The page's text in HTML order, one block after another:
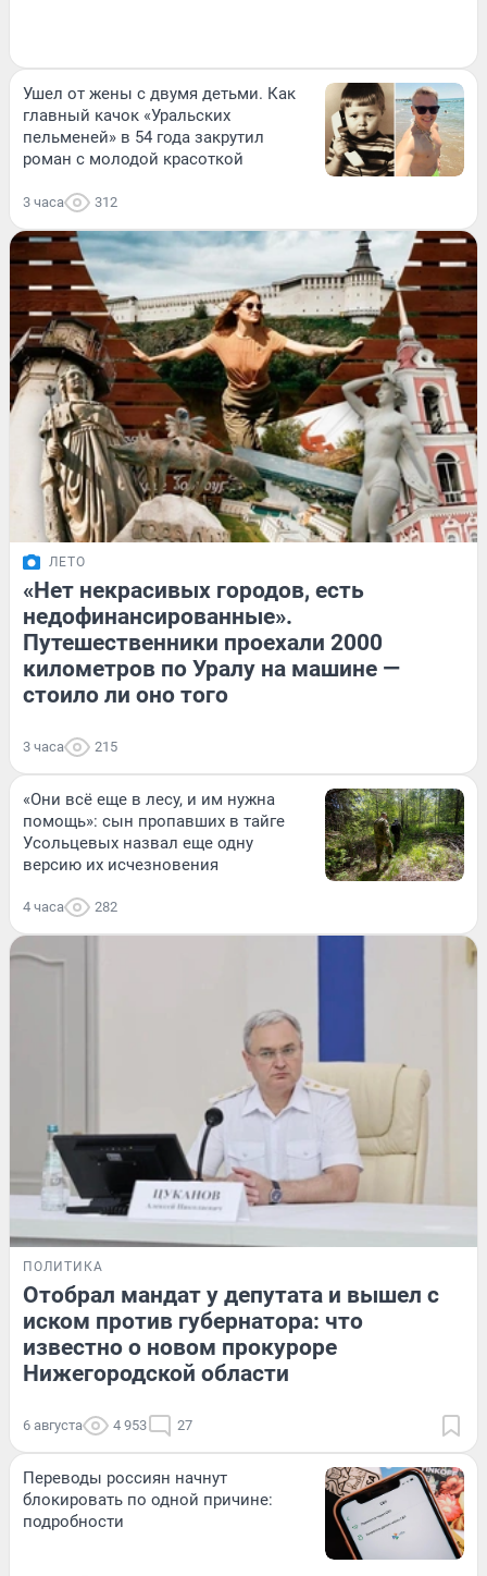
Ушел от жены с двумя детьми. Как
главный качок «Уральских
пельменей» в 54 года закрутил
роман с молодой красоткой
3 часа 312
ЛЕТО
«Нет некрасивых городов, есть
недофинансированные».
Путешественники проехали 2000
километров по Уралу на машине —
стоило ли оно того
3 часа 215
«Они всё еще в лесу, и им нужна
помощь»: сын пропавших в тайге
Усольцевых назвал еще одну
версию их исчезновения
4 часа 282
ПОЛИТИКА
Отобрал мандат у депутата и вышел с
иском против губернатора: что
известно о новом прокуроре
Нижегородской области
6 августа 4 953 27
Переводы россиян начнут
блокировать по одной причине:
подробности